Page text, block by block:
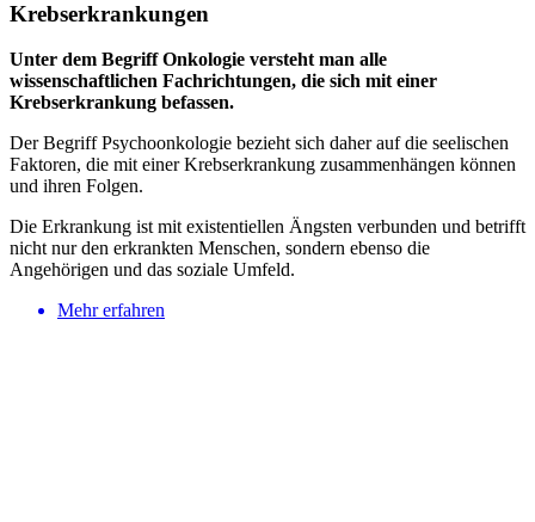
Krebserkrankungen
Unter dem Begriff Onkologie versteht man alle
wissenschaftlichen Fachrichtungen, die sich mit einer
Krebserkrankung befassen.
Der Begriff Psychoonkologie bezieht sich daher auf die seelischen
Faktoren, die mit einer Krebserkrankung zusammenhängen können
und ihren Folgen.
Die Erkrankung ist mit existentiellen Ängsten verbunden und betrifft
nicht nur den erkrankten Menschen, sondern ebenso die
Angehörigen und das soziale Umfeld.
Mehr erfahren